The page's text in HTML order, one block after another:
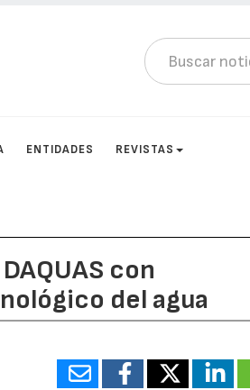
ENTIDADES REVISTAS
con
del agua